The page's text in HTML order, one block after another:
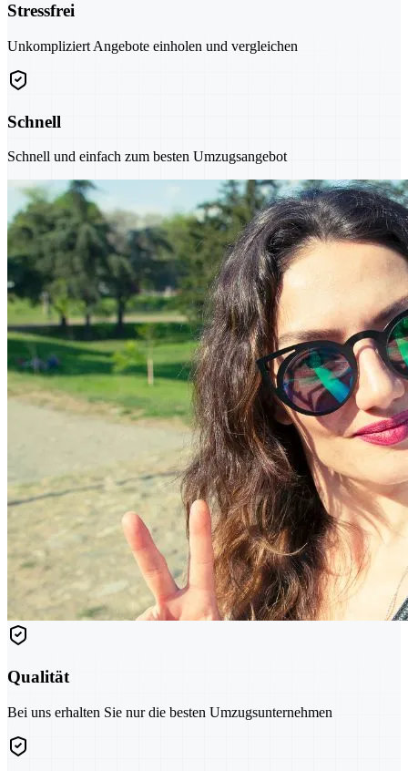
Stressfrei
Unkompliziert Angebote einholen und vergleichen
Schnell
Schnell und einfach zum besten Umzugsangebot
Qualität
Bei uns erhalten Sie nur die besten Umzugsunternehmen